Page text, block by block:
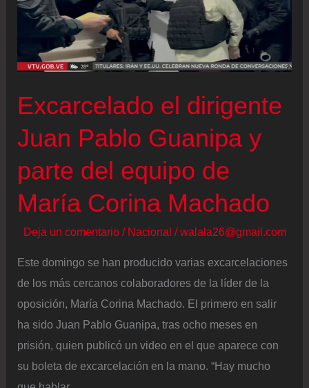
y
acuerdan
encontrarse
“próximamente”
Excarcelado el dirigente
Juan Pablo Guanipa y
parte del equipo de
María Corina Machado
Deja un comentario / Nacional /walala26@gmail.com
Este domingo se han producido varias excarcelaciones
de los más cercanos colaboradores de la líder de la
oposición, María Corina Machado. El primero en salir
ha sido Juan Pablo Guanipa, tras ocho meses en
prisión, quien publicó un video en el que aparece con
su boleta de excarcelación en la mano. “Hay mucho